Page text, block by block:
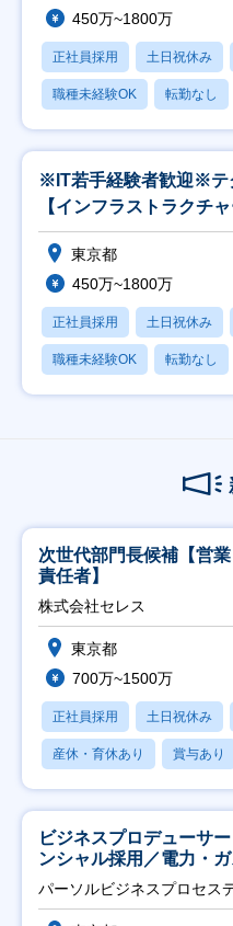
450万~1800万
正社員採用 土日祝休み
職種未経験OK 転勤なし
※IT若手経験者歓迎※テ
【インフラストラクチャ
東京都
450万~1800万
正社員採用 土日祝休み
職種未経験OK 転勤なし
次世代部門長候補【営
責任者】
株式会社セレス
東京都
700万~1500万
正社員採用 土日祝休み
産休・育休あり 賞与あり
ビジネスプロデューサ
ンシャル採用／電力・
ト推進】
パーソルビジネスプロセス